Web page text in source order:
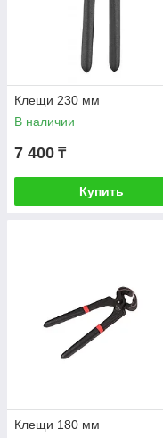
Клещи 230 мм
В наличии
7 400 ₸
Купить
Клещи 180 мм